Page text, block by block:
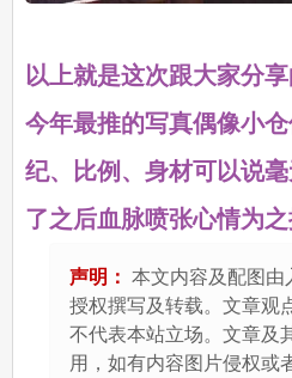
以上就是这次跟大家分
今年最推的写真偶像小
纪、比例、身材可以说
了之后血脉喷张心情为
声明： 本文内容及配图由
授权撰写及转载。文章观
不代表本站立场。文章及
用，如有内容图片侵权或